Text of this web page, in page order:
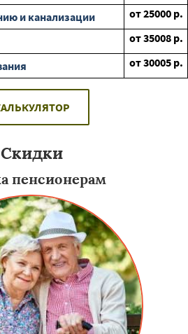
и канализации
от25000 р.
от35008 р.
от30005 р.
Скидки
пенсионерам